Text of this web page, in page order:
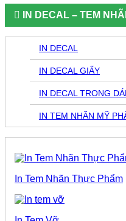
IN DECAL – TEM
IN DECAL
IN DECAL GIẤY
IN DECAL TRONG
IN TEM NHÃN MỸ
In Tem Nhãn Thực Phẩm